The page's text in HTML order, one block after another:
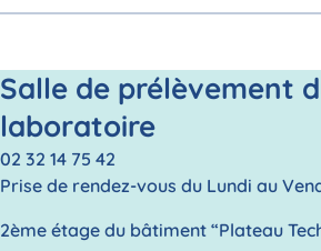
Salle de prélèvement
laboratoire
02 32 14 75 42
Prise de rendez-vous du Lundi au
2ème étage du bâtiment “Plateau